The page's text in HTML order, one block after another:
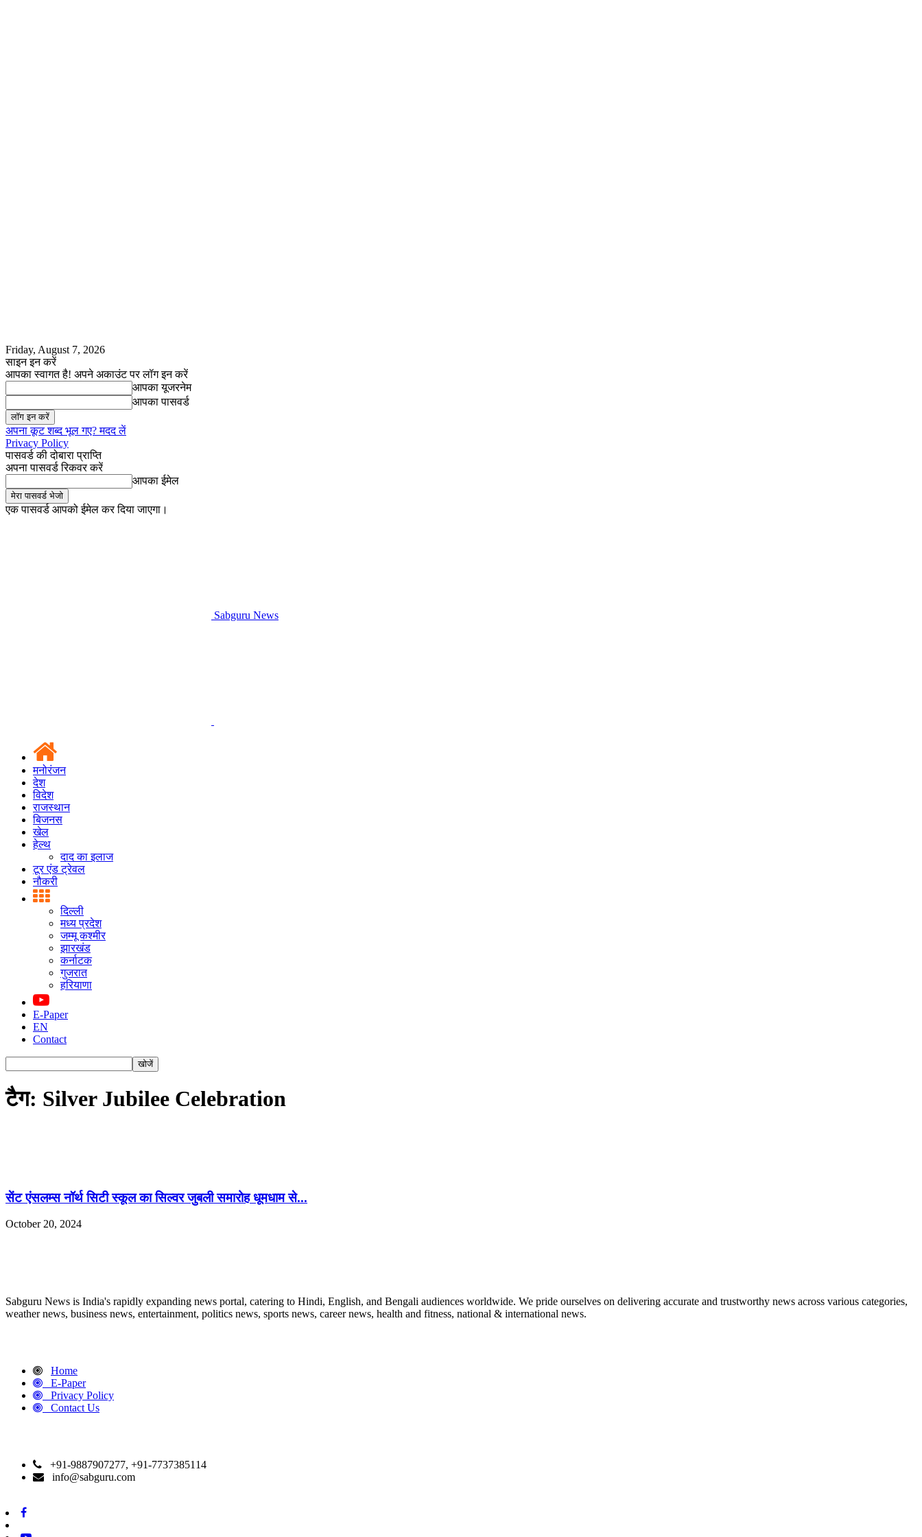
Friday, August 7, 2026
साइन इन करें
आपका स्वागत है! अपने अकाउंट पर लॉग इन करें
आपका यूजरनेम
आपका पासवर्ड
अपना कूट शब्द भूल गए? मदद लें
Privacy Policy
पासवर्ड की दोबारा प्राप्ति
अपना पासवर्ड रिकवर करें
आपका ईमेल
एक पासवर्ड आपको ईमेल कर दिया जाएगा।
Sabguru News
मनोरंजन
देश
विदेश
राजस्थान
बिजनस
खेल
हेल्थ
दाद का इलाज
टूर एंड ट्रेवल
नौकरी
दिल्ली
मध्य प्रदेश
जम्मू कश्मीर
झारखंड
कर्नाटक
गुजरात
हरियाणा
E-Paper
EN
Contact
टैग: Silver Jubilee Celebration
सेंट एंसलम्स नॉर्थ सिटी स्कूल का सिल्वर जुबली समारोह धूमधाम से...
October 20, 2024
Sabguru News is India's rapidly expanding news portal, catering to Hindi, English, and Bengali audiences worldwide. We pride ourselves on delivering accurate and trustworthy news across various categories,
weather news, business news, entertainment, politics news, sports news, career news, health and fitness, national & international news.
Home
E-Paper
Privacy Policy
Contact Us
+91-9887907277, +91-7737385114
info@sabguru.com